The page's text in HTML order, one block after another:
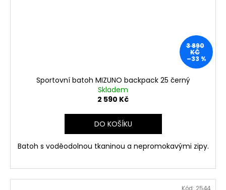
3 890
KČ
–33 %
Sportovní batoh MIZUNO backpack 25 černý
Skladem
2 590 Kč
DO KOŠÍKU
Batoh s voděodolnou tkaninou a nepromokavými zipy.
Kód: 2544